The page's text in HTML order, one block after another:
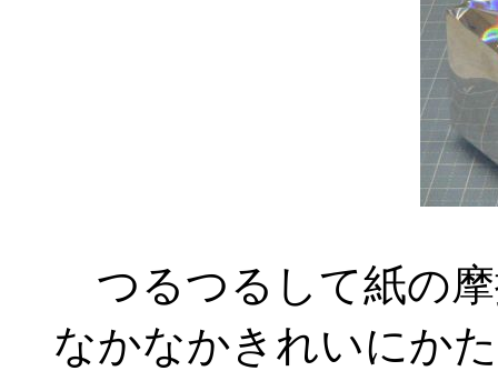
つるつるして紙の
なかなかきれいにか